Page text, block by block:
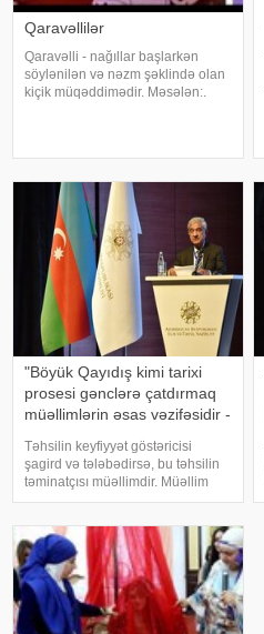
Qaravəllilər
Qaravəlli - nağıllar başlarkən
söylənilən və nəzm şəklində olan
kiçik müqəddimədir. Məsələn:.
batdı
"Böyük Qayıdış kimi tarixi
prosesi gənclərə çatdırmaq
müəllimlərin əsas vəzifəsidir -
Təhsilin keyfiyyət göstəricisi
şagird və tələbədirsə, bu təhsilin
təminatçısı müəllimdir. Müəllim
adını qorumaq, yüksəltmək hər
istinadən xəbər verir ki, bunu ADA
Universitetinin rektoru, səfi